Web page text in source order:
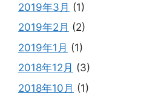
2019年3月 (1)
2019年2月 (2)
2019年1月 (1)
2018年12月 (3)
2018年10月 (1)